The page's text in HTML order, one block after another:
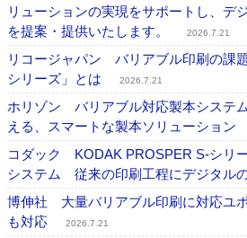
リューションの実現をサポートし、デ
を提案・提供いたします。
2026.7.21
リコージャパン バリアブル印刷の課
シリーズ」とは
2026.7.21
ホリゾン バリアブル対応製本システ
える、スマートな製本ソリューション
コダック KODAK PROSPER S-シリ
システム 従来の印刷工程にデジタル
博伸社 大量バリアブル印刷に対応ユ
も対応
2026.7.21